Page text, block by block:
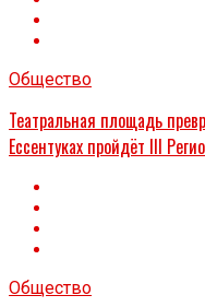
Общество
Театральная площадь
Ессентуках пройдёт III
Общество